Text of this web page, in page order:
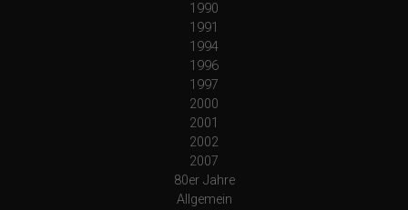
1990
1991
1994
1996
1997
2000
2001
2002
2007
80er Jahre
Allgemein